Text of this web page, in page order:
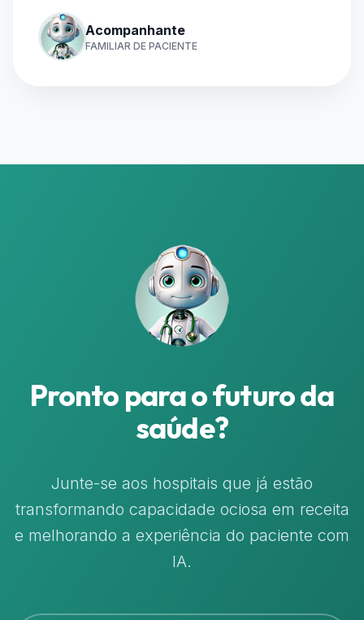
Acompanhante
FAMILIAR DE PACIENTE
Pronto para o futuro da
saúde?
Junte-se aos hospitais que já estão
transformando capacidade ociosa em receita
e melhorando a experiência do paciente com
IA.